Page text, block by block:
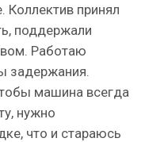
Коллектив принял
поддержали
Работаю
задержания.
машина всегда
нужно
что и стараюсь